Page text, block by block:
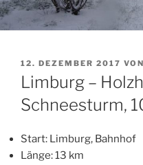
VERÖFFENTLICHT
AM
12. DEZEMBER 2017 VON
Limburg –
Schneesturm,
Start: Limburg, Bahnhof
Länge: 13 km